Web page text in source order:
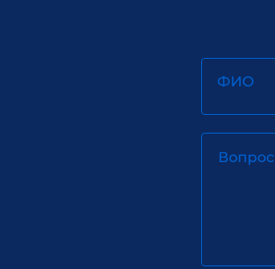
ФИО
Вопрос